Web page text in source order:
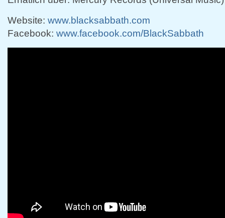
Website: www.blacksabbath.com
Facebook: www.facebook.com/BlackSabbath